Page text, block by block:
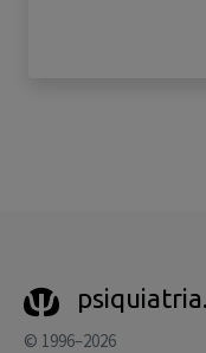
© 1996–2026